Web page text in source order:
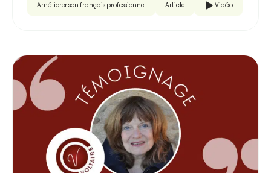
Améliorer son français professionnel Article Vidéo